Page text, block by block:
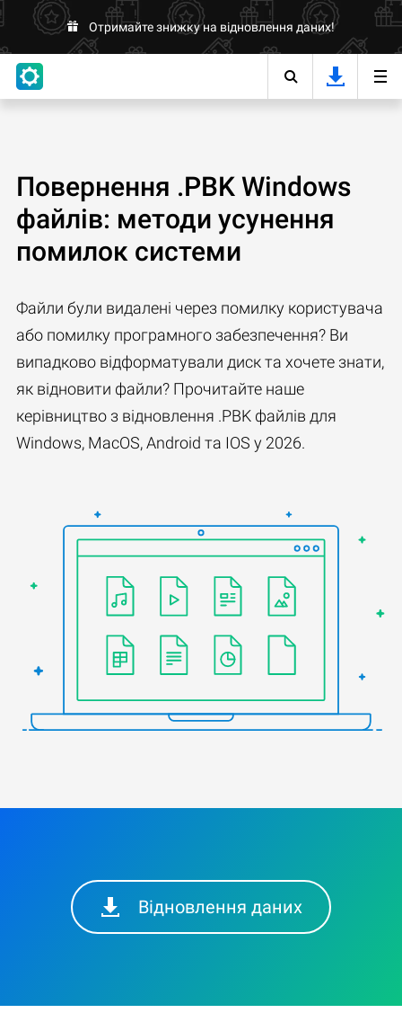
Отримайте знижку на відновлення даних!
Повернення .PBK Windows
файлів: методи усунення
помилок системи
Файли були видалені через помилку користувача
або помилку програмного забезпечення? Ви
випадково відформатували диск та хочете знати,
як відновити файли? Прочитайте наше
керівництво з відновлення .PBK файлів для
Windows, MacOS, Android та IOS у 2026.
Відновлення даних